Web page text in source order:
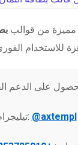
من قوالب
تيليجرام: @axtempl